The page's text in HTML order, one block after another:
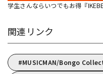
学生さんならいつでもお得『
関連リンク
MUSICMAN/Bongo